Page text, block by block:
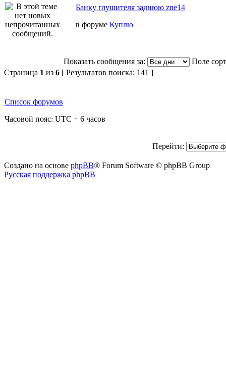
Банку глушителя заднюю zne14
в форуме Куплю
Показать сообщения за:
Поле
Страница 1 из 6 [ Результатов поиска: 141 ]
Список форумов
Часовой пояс: UTC + 6 часов
Перейти:
Создано на основе phpBB® Forum Software © phpBB Group
Русская поддержка phpBB